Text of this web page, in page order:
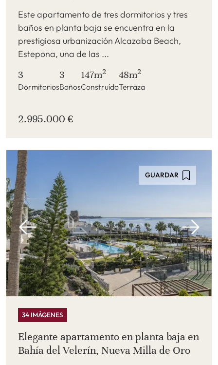
Este apartamento de tres dormitorios y tres
baños en planta baja se encuentra en la
prestigiosa urbanización Alcazaba Beach,
Estepona, una de las ...
3
Dormitorios
3
Baños
147m2
Construído
48m2
Terraza
2.995.000 €
GUARDAR
34 IMÁGENES
Elegante apartamento en planta baja en
Bahía del Velerín, Nueva Milla de Oro